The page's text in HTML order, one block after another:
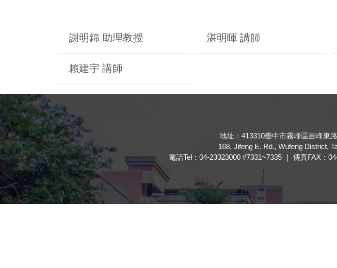
謝明錦 助理教授 湛明暉 講師
賴建宇 講師
地址：413310臺中市霧峰區吉峰東
168, Jifeng E. Rd., Wufeng District,
電話Tel：04-23323000 #7331~7335 ｜ 傳真FAX：